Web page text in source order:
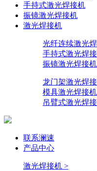
手持式激光焊接机
振镜激光焊接机
激光焊接机
光纤连续激光
手持式激光焊
振镜激光焊接机
龙门架激光焊
模具激光焊接机
吊臂式激光焊
联系澜速
产品中心
激光焊接机 >